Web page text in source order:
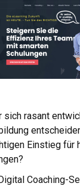
sich rasant
Einstieg für
Coaching-